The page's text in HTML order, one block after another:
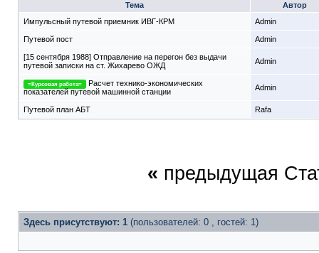
Тема
Автор
Импульсный путевой приемник ИВГ-КРМ
Admin
Путевой пост Admin
[15 сентября 1988] Отправление на перегон без выдачи
путевой записки на ст. Жихарево ОЖД
Admin
=Курсовая работа=
Расчет технико-экономических
показателей путевой машинной станции
Admin
Путевой план АБТ Rafa
« предыдущая
Здесь присутствуют: 1 (пользователей: 0 , гостей: 1)